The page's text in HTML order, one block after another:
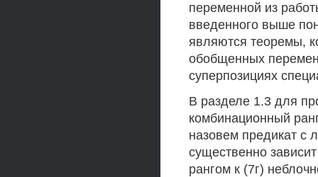
переменной из
введенного выше
являются теоремы,
обобщенных
суперпозициях
В разделе 1.3 для
комбинационный
назовем предикат с
существенно
рангом к (7г)